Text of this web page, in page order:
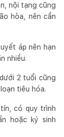
nội tạng cũng
hòa, nên cần
áp nên hạn
nhiều.
2 tuổi cũng
tiêu hóa.
có quy trình
hoặc ký sinh